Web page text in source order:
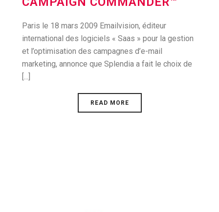
Paris le 18 mars 2009 Emailvision, éditeur
international des logiciels « Saas » pour la gestion
et l’optimisation des campagnes d’e-mail
marketing, annonce que Splendia a fait le choix de
[...]
READ MORE